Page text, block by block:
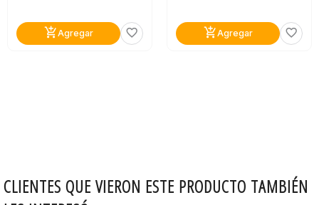
add_shopping_cartAgregar favorite_border add_shopping_cartAgregar favorite_border
CLIENTES QUE VIERON ESTE PRODUCTO TAMBIÉN